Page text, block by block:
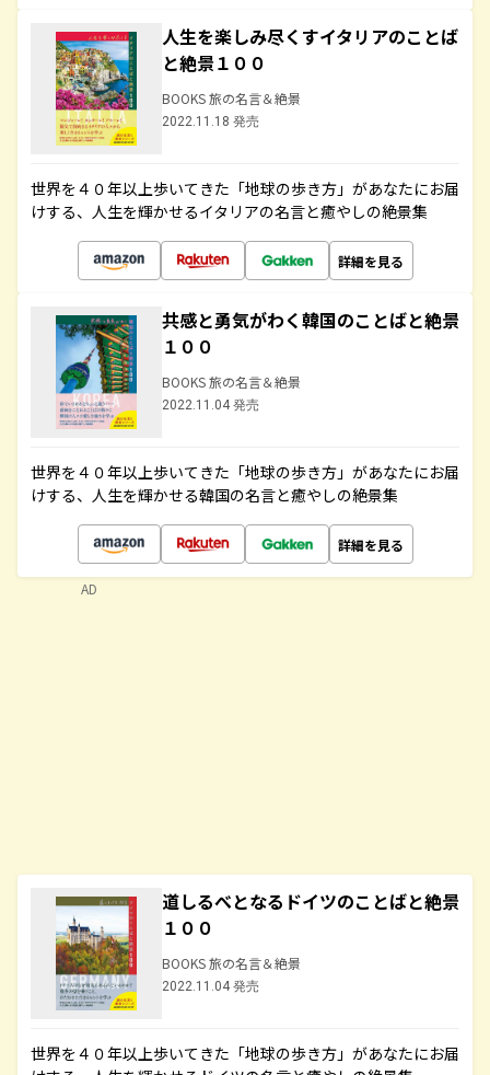
人生を楽しみ尽くすイタリアのことば
と絶景１００
BOOKS 旅の名言＆絶景
2022.11.18 発売
世界を４０年以上歩いてきた「地球の歩き方」があなたにお届
けする、人生を輝かせるイタリアの名言と癒やしの絶景集
詳細を見る
共感と勇気がわく韓国のことばと絶景
１００
BOOKS 旅の名言＆絶景
2022.11.04 発売
世界を４０年以上歩いてきた「地球の歩き方」があなたにお届
けする、人生を輝かせる韓国の名言と癒やしの絶景集
詳細を見る
道しるべとなるドイツのことばと絶景
１００
BOOKS 旅の名言＆絶景
2022.11.04 発売
世界を４０年以上歩いてきた「地球の歩き方」があなたにお届
AD